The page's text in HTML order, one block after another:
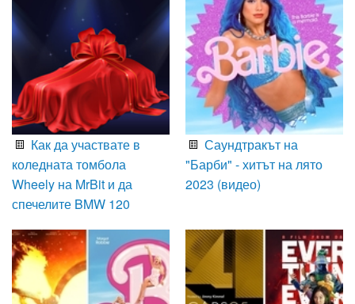
Как да участвате в
коледната томбола
Wheely на MrBit и да
спечелите BMW 120
Саундтракът на
"Барби" - хитът на лято
2023 (видео)